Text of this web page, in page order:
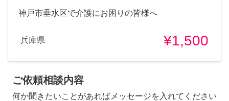
神戸市垂水区で介護にお困りの皆様へ
兵庫県 ¥1,500
ご依頼相談内容
何か聞きたいことがあればメッセージを入れてください